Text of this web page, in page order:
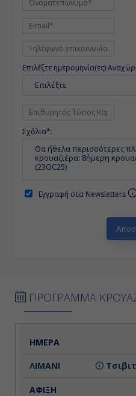
Επιλέξτε ημερομηνία(ες)
Επιλέξτε
Σχόλια*:
Εγγραφή στα Newsletters
ΠΡΟΓΡΑΜΜΑ
ΗΜΕΡΑ